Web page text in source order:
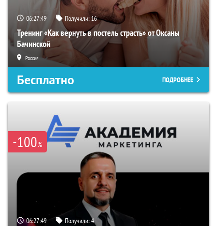
06:27:48 Получили:16
Тренинг «Как вернуть в постель страсть» от Оксаны
Бачинской
Россия
Бесплатно ПОДРОБНЕЕ
-100%
06:27:48 Получили:4